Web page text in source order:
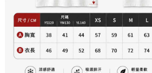
【注意事項】
１．透過由恩沛科技股份有限公司提供之「AFTEE先
易，需依本服務之必要範圍內提供個人資料，並將交
權轉讓予恩沛科技股份有限公司。
https://aftee.tw/terms/#terms3
３．未成年的使用者請事先徵得法定代理人或監護人
「AFTEE先享後付」，若未經同意申辦者引起之損失
每筆NT$65，滿NT$899(含以上)免運費